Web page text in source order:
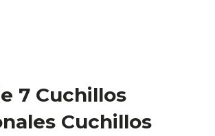
7 Cuchillos
Cuchillos